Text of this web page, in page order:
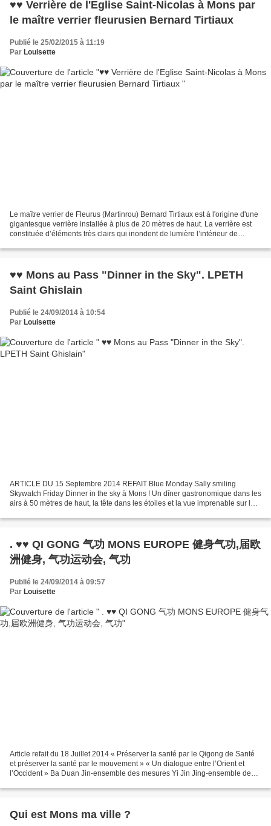
♥♥ Verrière de l'Eglise Saint-Nicolas à Mons par
le maître verrier fleurusien Bernard Tirtiaux
Publié le 25/02/2015 à 11:19
Par Louisette
Le maître verrier de Fleurus (Martinrou) Bernard Tirtiaux est à l'origine d'une
gigantesque verrière installée à plus de 20 mètres de haut. La verrière est
constituée d’éléments très clairs qui inondent de lumière l’intérieur de
♥♥ Mons au Pass "Dinner in the Sky". LPETH
Saint Ghislain
Publié le 24/09/2014 à 10:54
Par Louisette
ARTICLE DU 15 Septembre 2014 REFAIT Blue Monday Sally smiling
Skywatch Friday Dinner in the sky à Mons ! Un dîner gastronomique dans les
airs à 50 mètres de haut, la tête dans les étoiles et la vue imprenable sur la
. ♥♥ QI GONG 气功 MONS EUROPE 健身气功,届欧
洲健身, 气功运动会, 气功
Publié le 24/09/2014 à 09:57
Par Louisette
Article refait du 18 Juillet 2014 « Préserver la santé par le Qigong de Santé
et préserver la santé par le mouvement » « Un dialogue entre l’Orient et
l’Occident » Ba Duan Jin-ensemble des mesures Yi Jin Jing-ensemble des
Qui est Mons ma ville ?